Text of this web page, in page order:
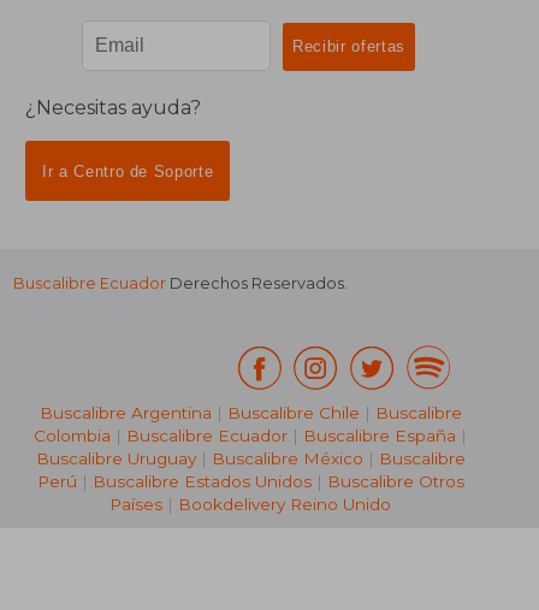
¿Necesitas ayuda?
Ir a Centro de Soporte
Buscalibre Ecuador Derechos Reservados.
Buscalibre Argentina | Buscalibre Chile | Buscalibre
Colombia | Buscalibre Ecuador | Buscalibre España |
Buscalibre Uruguay| Buscalibre México | Buscalibre
Perú | Buscalibre Estados Unidos| Buscalibre Otros
Países | Bookdelivery Reino Unido